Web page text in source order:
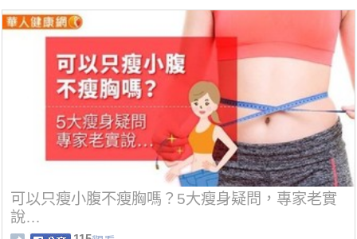
可以只瘦小腹不瘦胸嗎？5大瘦身疑問，專家老實
說…